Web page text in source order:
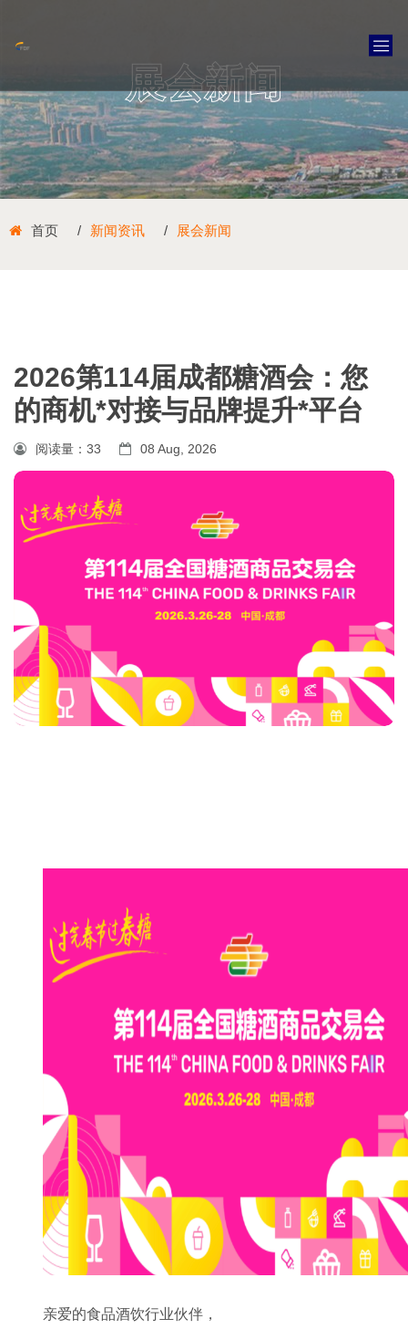
展会新闻
首页 新闻资讯 展会新闻
2026第114届成都糖酒会：您
的商机*对接与品牌提升*平台
阅读量： 33 08 Aug, 2026
亲爱的食品酒饮行业伙伴，